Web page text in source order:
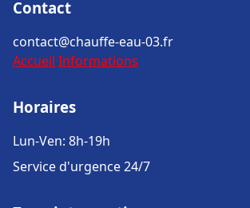
Contact
contact@chauffe-eau-03.fr
Accueil Informations
Horaires
Lun-Ven: 8h-19h
Service d'urgence 24/7